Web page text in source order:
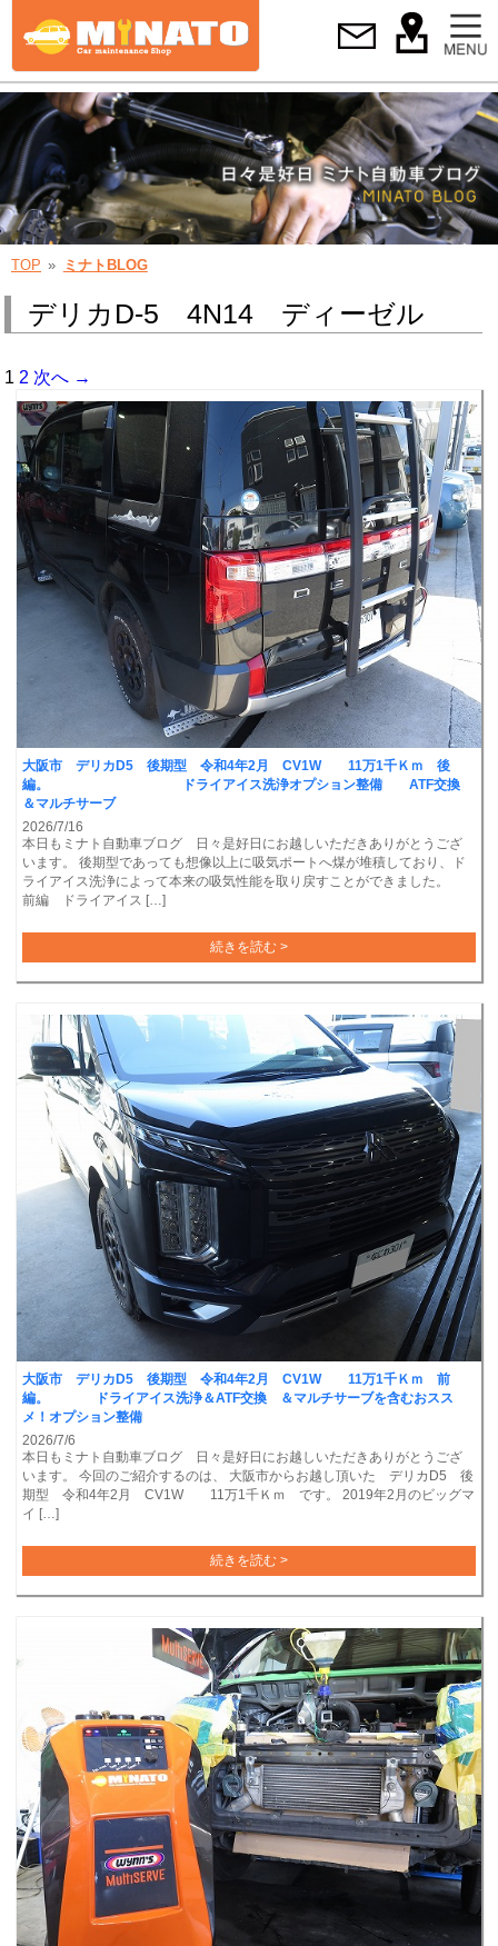
TOP ミナトBLOG
デリカD-5 4N14 ディーゼル
1 2 次へ →
大阪市 デリカD5 後期型 令和4年2月 CV1W 11万1千Ｋｍ 後
編。 ドライアイス洗浄オプション整備 ATF交換
＆マルチサーブ
2026/7/16
本日もミナト自動車ブログ 日々是好日にお越しいただきありがとうござ
います。 後期型であっても想像以上に吸気ポートへ煤が堆積しており、ド
ライアイス洗浄によって本来の吸気性能を取り戻すことができました。
前編 ドライアイス […]
続きを読む >
大阪市 デリカD5 後期型 令和4年2月 CV1W 11万1千Ｋｍ 前
編。 ドライアイス洗浄＆ATF交換 ＆マルチサーブを含むおスス
メ！オプション整備
2026/7/6
本日もミナト自動車ブログ 日々是好日にお越しいただきありがとうござ
います。 今回のご紹介するのは、 大阪市からお越し頂いた デリカD5 後
期型 令和4年2月 CV1W 11万1千Ｋｍ です。 2019年2月のビッグマ
イ […]
続きを読む >